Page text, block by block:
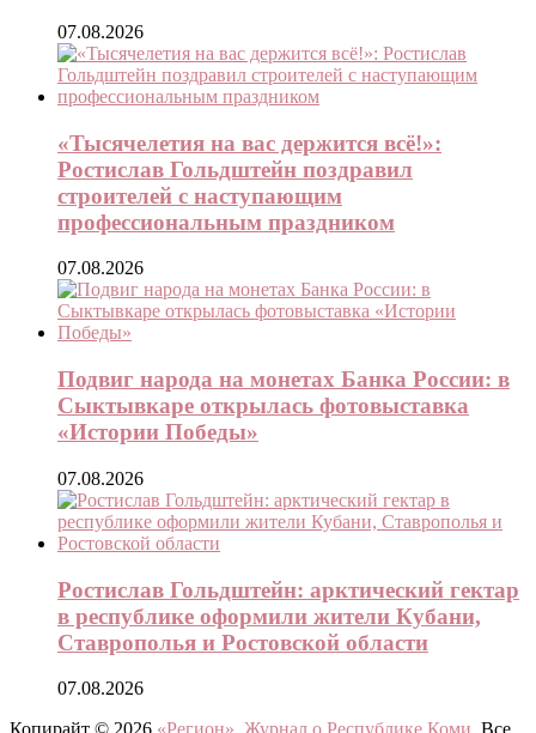
07.08.2026
«Тысячелетия на вас держится всё!»:
Ростислав Гольдштейн поздравил
строителей с наступающим
профессиональным праздником
07.08.2026
Подвиг народа на монетах Банка России: в
Сыктывкаре открылась фотовыставка
«Истории Победы»
07.08.2026
Ростислав Гольдштейн: арктический гектар
в республике оформили жители Кубани,
Ставрополья и Ростовской области
07.08.2026